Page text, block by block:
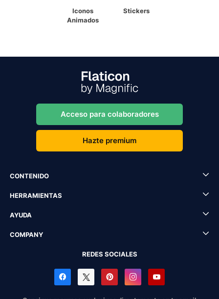
Iconos
Animados
Stickers
Acceso para colaboradores
Hazte premium
CONTENIDO
HERRAMIENTAS
AYUDA
COMPANY
REDES SOCIALES